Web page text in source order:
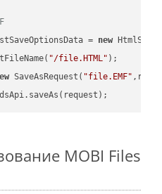
= new
"/file.HTML" );
SaveAsRequest( "file.EMF"
MOBI Files